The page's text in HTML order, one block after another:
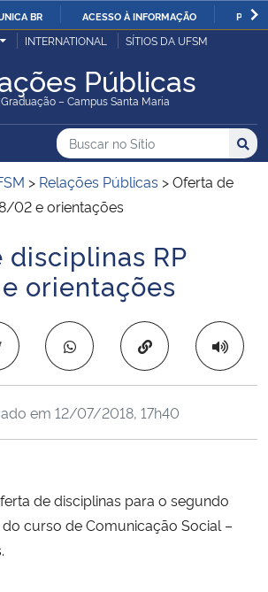
IR
O
BR ACESSO À INFORMAÇÃO
Pública
Inovações e Comunicações
INTERNATIONAL SÍTIOS DA UFSM
Públicas
– Campus Santa Maria
do Sítio
Busca
Buscar no no Sítio
Busca:
> Relações Públicas >Oferta de
02 e orientações
RP
orientações
Copiar para área
em 12/07/2018, 17h40
de disciplinas para o segundo
curso de Comunicação Social –